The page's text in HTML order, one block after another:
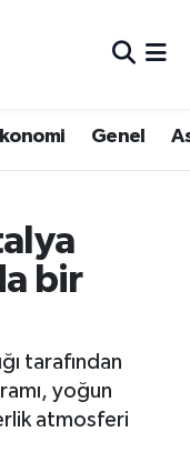
Genel
bir
tarafından
yoğun
atmosferi